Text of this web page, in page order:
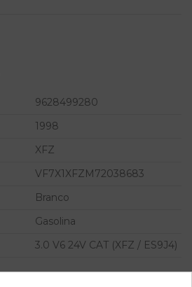
9628499280
1998
XFZ
VF7X1XFZM72038683
Branco
Gasolina
3.0 V6 24V CAT (XFZ / ES9J4)